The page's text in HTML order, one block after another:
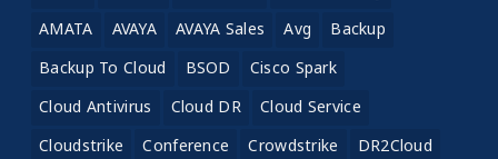
AMATA
AVAYA AVAYA Sales Avg
Backup
Backup To Cloud
BSOD
Cisco Spark
Cloud Antivirus
Cloud DR
Cloud Service
Cloudstrike
Conference Crowdstrike
DR2Cloud